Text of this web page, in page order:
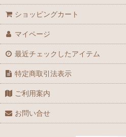
ショッピングカート
マイページ
最近チェックしたアイテム
特定商取引法表示
ご利用案内
お問い合せ